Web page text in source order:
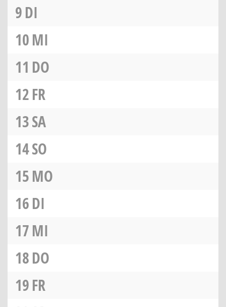
9DI
10MI
11 DO
12FR
13SA
14SO
15MO
16DI
17MI
18DO
19FR